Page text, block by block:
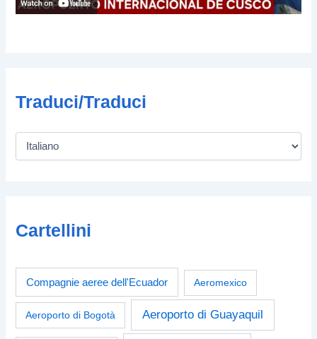
Traduci/Traduci
Cartellini
Compagnie aeree dell'Ecuador Aeromexico
Aeroporto di Bogotà Aeroporto di Guayaquil